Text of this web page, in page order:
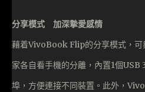
分享模式 加深摯愛感情
藉着VivoBook Flip的分享模式，可
家各自看手機的分離，內置1個
埠，方便連接不同裝置。此外，